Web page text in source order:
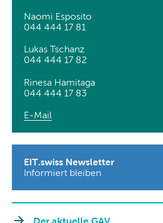
Naomi Esposito
044 444 17 81
Lukas Tschanz
044 444 17 82
Rinesa Hamitaga
044 444 17 83
E-Mail
EIT.swiss Newsletter
Informiert bleiben
Der aktuelle GAV